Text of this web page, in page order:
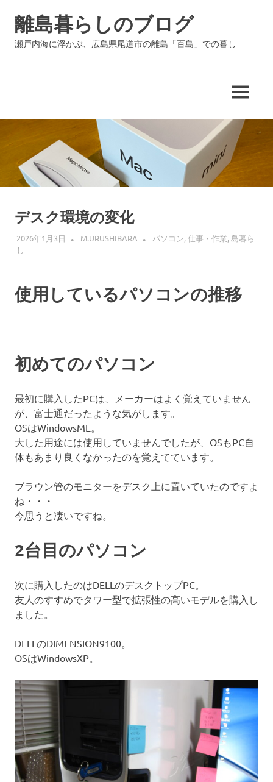
離島暮らしのブログ
瀬戸内海に浮かぶ、広島県尾道市の離島「百島」での暮し
MENU
デスク環境の変化
2026年1月3日 M.URUSHIBARA パソコン,仕事・作業,島暮ら
し
使用しているパソコンの推移
初めてのパソコン
最初に購入したPCは、メーカーはよく覚えていません
が、富士通だったような気がします。
OSはWindowsME。
大した用途には使用していませんでしたが、OSもPC自
体もあまり良くなかったのを覚えてています。
ブラウン管のモニターをデスク上に置いていたのですよ
ね・・・
今思うと凄いですね。
2台目のパソコン
次に購入したのはDELLのデスクトップPC。
友人のすすめでタワー型で拡張性の高いモデルを購入し
ました。
DELLのDIMENSION9100。
OSはWindowsXP。